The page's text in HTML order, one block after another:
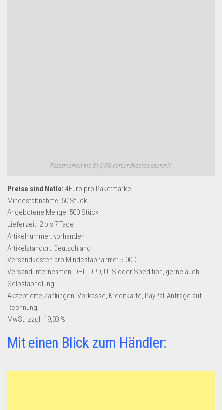
Paketmarken bis 31,5 KG Versandkosten sparen!!!
Preise sind Netto: 4Euro pro Paketmarke
Mindestabnahme: 50 Stück
Angebotene Menge: 500 Stück
Lieferzeit: 2 bis 7 Tage
Artikelnummer: vorhanden
Artikelstandort: Deutschland
Versandkosten pro Mindestabnahme: 5.00 €
Versandunternehmen: DHL, DPD, UPS oder Spedition, gerne auch
Selbstabholung
Akzeptierte Zahlungen: Vorkasse, Kreditkarte, PayPal, Anfrage auf
Rechnung
MwSt. zzgl. 19,00 %
Mit einen Blick zum Händler: